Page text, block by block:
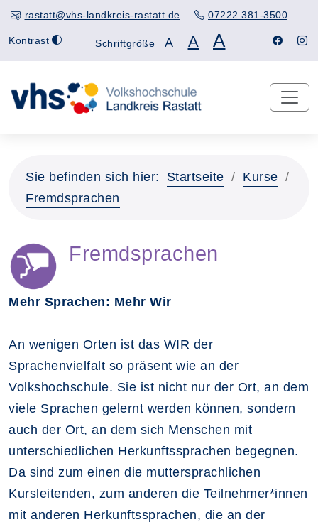
rastatt@vhs-landkreis-rastatt.de 07222 381-3500
Kontrast Schriftgröße A A A
Sie befinden sich hier: Startseite
Kurse
Fremdsprachen
Fremdsprachen
Mehr Sprachen: Mehr Wir
An wenigen Orten ist das WIR der
Sprachenvielfalt so präsent wie an der
Volkshochschule. Sie ist nicht nur der Ort, an dem
viele Sprachen gelernt werden können, sondern
auch der Ort, an dem sich Menschen mit
unterschiedlichen Herkunftssprachen begegnen.
Da sind zum einen die muttersprachlichen
Kursleitenden, zum anderen die Teilnehmer*innen
mit anderen Herkunftssprachen, die an der